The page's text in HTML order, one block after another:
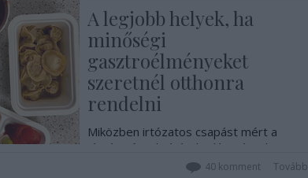
A legjobb helyek, ha
minőségi
gasztroélményeket
szeretnél otthonra
rendelni
Miközben irtózatos csapást mért a
járvány és a kijárási korlátozás a hazai
éttermekre, sokan felvették a
Tovább
40komment